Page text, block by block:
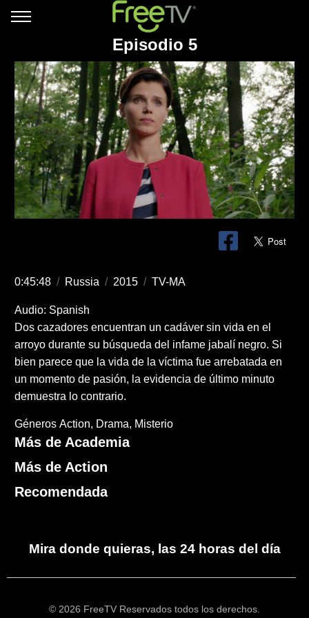
Episodio 5
0:45:48 / Russia / 2015 / TV-MA
Audio: Spanish
Dos cazadores encuentran un cadáver sin vida en el
arroyo durante su búsqueda del infame jabalí negro. Si
bien parece que la vida de la víctima fue arrebatada en
un momento de pasión, la evidencia de último minuto
demuestra lo contrario.
Géneros Action Drama Misterio
Más de Academia
Más de Action
Recomendada
Mira donde quieras, las 24 horas del día
© 2026 FreeTV Reservados todos los derechos.